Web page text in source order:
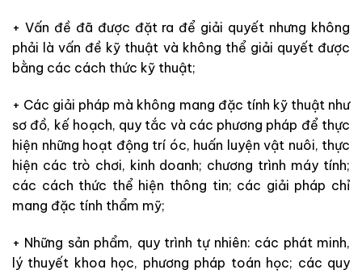
+ Vấn đề đã được đặt ra để giải quyết nhưng không
phải là vấn đề kỹ thuật và không thể giải quyết được
bằng các cách thức kỹ thuật;
+ Các giải pháp mà không mang đặc tính kỹ thuật như
sơ đồ, kế hoạch, quy tắc và các phương pháp để thực
hiện những hoạt động trí óc, huấn luyện vật nuôi, thực
hiện các trò chơi, kinh doanh; chương trình máy tính;
các cách thức thể hiện thông tin; các giải pháp chỉ
mang đặc tính thẩm mỹ;
+ Những sản phẩm, quy trình tự nhiên: các phát minh,
lý thuyết khoa học, phương pháp toán học; các quy